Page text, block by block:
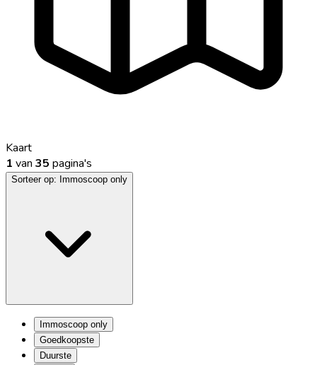
Kaart
1 van 35 pagina's
Sorteer op: Immoscoop only
Immoscoop only
Goedkoopste
Duurste